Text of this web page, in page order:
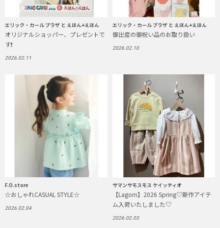
エリック・カール プラザ と えほん+えほん
オリジナルショッパー、プレゼントで
す❗️
2026.02.11
エリック・カール プラザ と えほん+えほん
御出産の御祝い品のお取り扱い
2026.02.10
F.O.store
☆おしゃれCASUAL STYLE☆
2026.02.04
サマンサモスモス ケイッティオ
【Lagom】2026 Spring♡新作アイテ
ム入荷いたしました♡
2026.02.03